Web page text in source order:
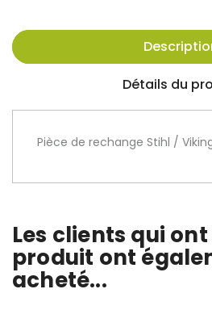
Détails du
Pièce de rechange Stihl /
Les clients qui
produit ont
acheté...